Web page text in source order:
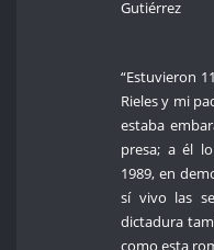
Gutiérrez
“Estuvieron
Rieles y mi
estaba
presa; a él
1989, en
sí vivo las
dictadura
como esta